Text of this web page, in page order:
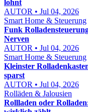
lohnt
AUTOR • Jul 04, 2026
Smart Home & Steuerung
Funk
Nerven
AUTOR • Jul 04, 2026
Smart Home & Steuerung
Kleinster
sparst
AUTOR • Jul 04, 2026
Rolläden & Jalousien
Rollladen oder